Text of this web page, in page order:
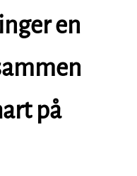
en
på